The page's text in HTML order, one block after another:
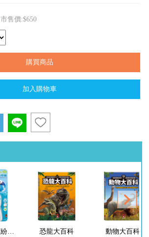
市售價:$650
恐龍大百科
動物大百科